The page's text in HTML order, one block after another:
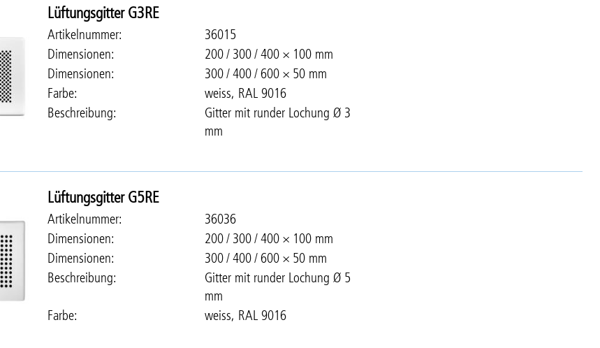
Lüftungsgitter G3RE
Artikelnummer
36015
Dimensionen
200 / 300 / 400 × 100 mm
Dimensionen
300 / 400 / 600 × 50 mm
Farbe
weiss, RAL 9016
Beschreibung
Gitter mit runder Lochung Ø 3
mm
Lüftungsgitter G5RE
Artikelnummer
36036
Dimensionen
200 / 300 / 400 × 100 mm
Dimensionen
300 / 400 / 600 × 50 mm
Beschreibung
Gitter mit runder Lochung Ø 5
mm
Farbe
weiss, RAL 9016